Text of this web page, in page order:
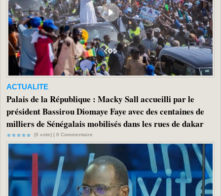
ACTUALITE
Palais de la République : Macky Sall accueilli par le
président Bassirou Diomaye Faye avec des centaines de
milliers de Sénégalais mobilisés dans les rues de dakar
(0 vote) | 0 Commentaire